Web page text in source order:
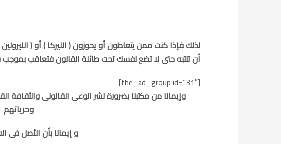
لذلك فإذا كنت ممن يتعاطون أو يحوزون ( الليركا ) أو (
أن تنتبه حتى لا تضع نفسك تحت طائلة القانون فتعاقب
[the_ad_group id=”31″]
وإيمانا من مكتبنا بضرورة نشر الوعى القانونى
وحرياتهم
و إيمانا بأن الأصل فى